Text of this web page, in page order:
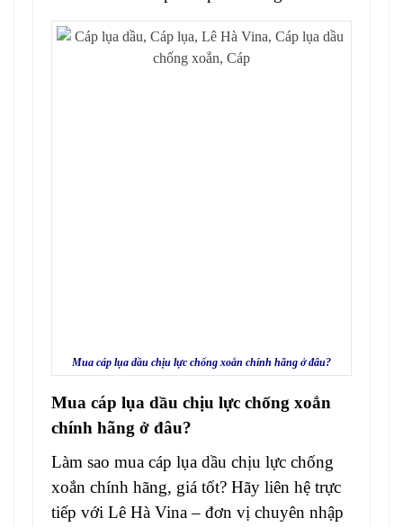
Mua cáp lụa dầu chịu lực chống xoắn chính hãng ở đâu?
Mua cáp lụa dầu chịu lực chống xoắn
chính hãng ở đâu?
Làm sao mua cáp lụa dầu chịu lực chống
xoắn chính hãng, giá tốt? Hãy liên hệ trực
tiếp với Lê Hà Vina – đơn vị chuyên nhập